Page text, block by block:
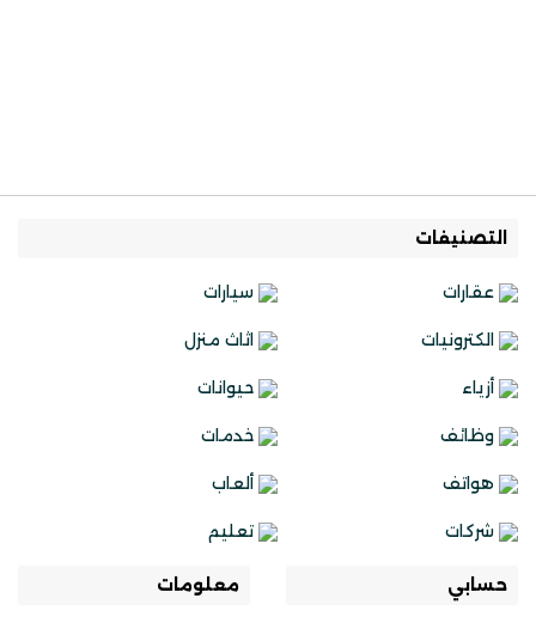
التصنيفات
عقارات سيارات
الكترونيات اثاث منزل
أزياء حيوانات
وظائف خدمات
هواتف ألعاب
شركات تعليم
حسابي معلومات